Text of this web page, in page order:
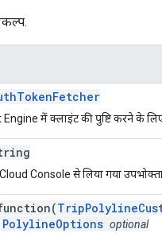
में क्लाइंट की पुष्टि करने के
Console से लिया गया
PolylineOptions optional